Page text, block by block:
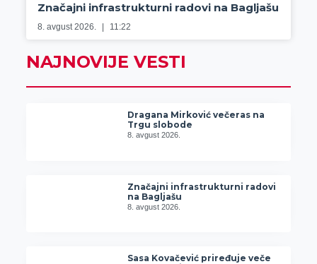
Značajni infrastrukturni radovi na Bagljašu
8. avgust 2026. 11:22
NAJNOVIJE VESTI
Dragana Mirković večeras na
Trgu slobode
8. avgust 2026.
Značajni infrastrukturni radovi
na Bagljašu
8. avgust 2026.
Sasa Kovačević priređuje veče